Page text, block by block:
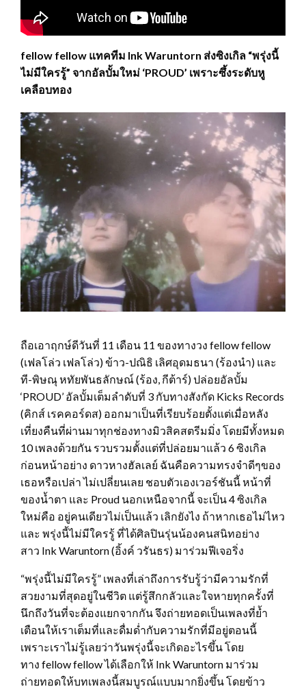
fellow fellow แทคทีม Ink Waruntorn ส่งซิงเกิล “พรุ่งนี้
ไม่มีใครรู้” จากอัลบั้มใหม่ ‘PROUD’ เพราะซึ้งระดับหู
เคลือบทอง
ถือเอาฤกษ์ดีวันที่ 11 เดือน 11 ของทางวง fellow fellow
(เฟลโล่ว เฟลโล่ว) ข้าว-ปณิธิ เลิศอุดมธนา (ร้องนำ) และ
ที-พิษณุ หทัยพันธลักษณ์ (ร้อง, กีต้าร์) ปล่อยอัลบั้ม
‘PROUD’ อัลบั้มเต็มลำดับที่ 3 กับทางสังกัด Kicks Records
(คิกส์ เรคคอร์ดส) ออกมาเป็นที่เรียบร้อยตั้งแต่เมื่อหลัง
เที่ยงคืนที่ผ่านมาทุกช่องทางมิวสิคสตรีมมิ่ง โดยมีทั้งหมด
10 เพลงด้วยกัน รวบรวมตั้งแต่ที่ปล่อยมาแล้ว 6 ซิงเกิล
ก่อนหน้าอย่าง ดาวหางฮัลเลย์ ฉันคือความทรงจำดีๆของ
เธอหรือเปล่า ไม่เปลี่ยนเลย ชอบตัวเองเวอร์ชันนี้ หน้าที่
ของน้ำตา และ Proud นอกเหนือจากนี้ จะเป็น 4 ซิงเกิล
ใหม่คือ อยู่คนเดียวไม่เป็นแล้ว เลิกยังไง ถ้าหากเธอไม่ไหว
และ พรุ่งนี้ไม่มีใครรู้ ที่ได้ศิลปินรุ่นน้องคนสนิทอย่าง
สาว Ink Waruntorn (อิ้งค์ วรันธร) มาร่วมฟีเจอริ่ง
“พรุ่งนี้ไม่มีใครรู้” เพลงที่เล่าถึงการรับรู้ว่ามีความรักที่
สวยงามที่สุดอยู่ในชีวิต แต่รู้สึกกลัวและใจหายทุกครั้งที่
นึกถึงวันที่จะต้องแยกจากกัน จึงถ่ายทอดเป็นเพลงที่ย้ำ
เตือนให้เราเต็มที่และดื่มด่ำกับความรักที่มีอยู่ตอนนี้
เพราะเราไม่รู้เลยว่าวันพรุ่งนี้จะเกิดอะไรขึ้น โดย
ทาง fellow fellow ได้เลือกให้ Ink Waruntorn มาร่วม
ถ่ายทอดให้บทเพลงนี้สมบูรณ์แบบมากยิ่งขึ้น โดยข้าว